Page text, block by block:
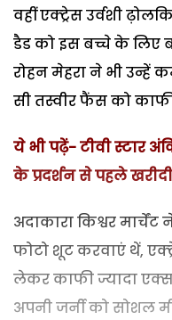
वहीं एक्ट्रेस उर्वशी
डैड को इस बच्चे के लिए
रोहन मेहरा ने भी उन्हें
सी तस्वीर फैंस को
ये भी पढ़ें- टीवी स्टार
के प्रदर्शन से पहले
अदाकारा किश्वर
फोटो शूट करवाएं थें,
लेकर काफी ज्यादा
अपनी जर्नी को सोशल